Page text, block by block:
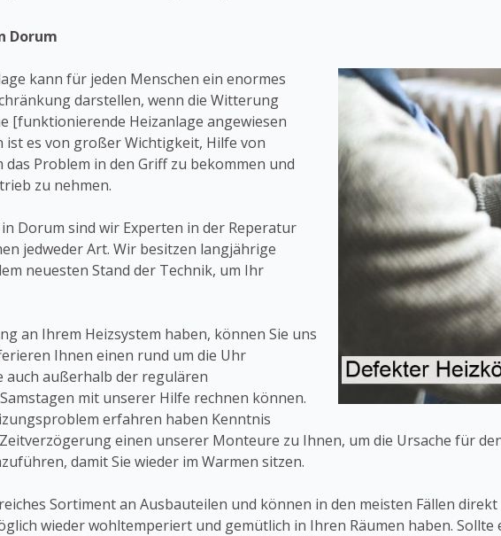
Dorum
kann für jeden Menschen ein enormes
darstellen, wenn die Witterung
[funktionierende Heizanlage angewiesen
ist es von großer Wichtigkeit, Hilfe von
Problem in den Griff zu bekommen und
zu nehmen.
Dorum sind wir Experten in der Reperatur
jedweder Art. Wir besitzen langjährige
neuesten Stand der Technik, um Ihr
an Ihrem Heizsystem haben, können Sie uns
Ihnen einen rund um die Uhr
auch außerhalb der regulären
mit unserer Hilfe rechnen können.
erfahren haben Kenntnis
einen unserer Monteure zu Ihnen, um die Ursache für
damit Sie wieder im Warmen sitzen.
Sortiment an Ausbauteilen und können in den meisten Fällen
wieder wohltemperiert und gemütlich in Ihren Räumen haben.